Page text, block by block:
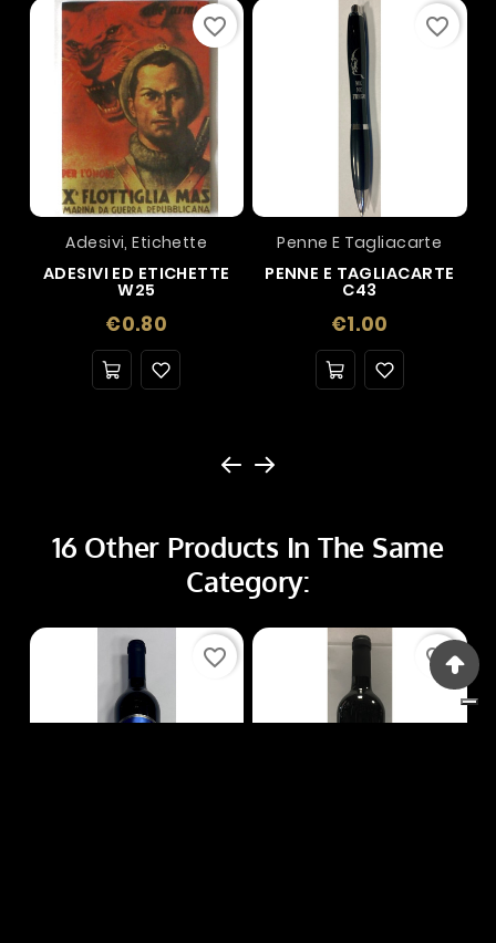
Adesivi, Etichette
ADESIVI ED ETICHETTE
W25
€0.80
favorite_border
Penne E Tagliacarte
PENNE E TAGLIACARTE
C43
€1.00
favorite_border
16 Other Products In The Same
Category:
favorite_border favorite_border